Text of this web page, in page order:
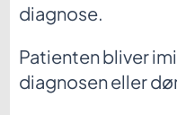
diagnose.
Patienten bliver
diagnosen eller